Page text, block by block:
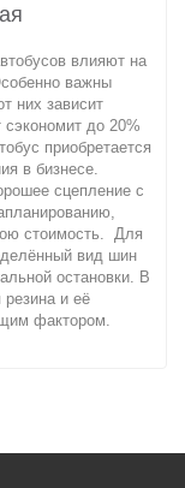
влияют на
важны
них зависит
сэкономит до 20%
приобретается
в бизнесе.
сцепление с
стоимость. Для
вид шин
остановки. В
резина и её
фактором.